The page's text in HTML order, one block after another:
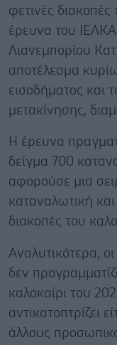
φετινές
έρευνα του ΙΕΛΚΑ
Λιανεμπορίου
αποτέλεσμα
εισοδήματος και
μετακίνησης,
Η έρευνα
δείγμα 700
αφορούσε μια
καταναλωτική
διακοπές του
Αναλυτικότερα,
δεν
καλοκαίρι του
αντικατοπτρίζει
άλλους